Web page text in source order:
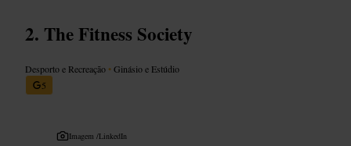
The Fitness Society
Desporto e Recreação •Ginásio e Estúdio
5
Imagem /LinkedIn